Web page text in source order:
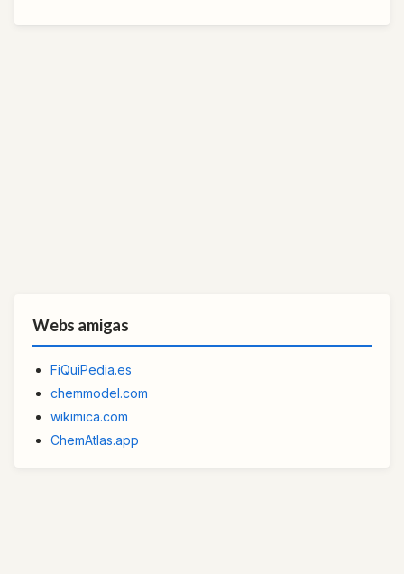
Webs amigas
FiQuiPedia.es
chemmodel.com
wikimica.com
ChemAtlas.app